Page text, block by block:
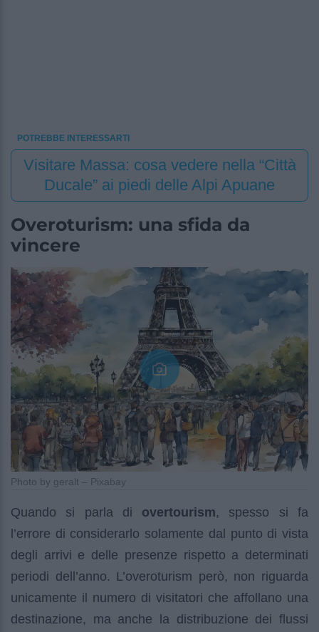
POTREBBE INTERESSARTI
Visitare Massa: cosa vedere nella “Città
Ducale” ai piedi delle Alpi Apuane
Overoturism: una sfida da
vincere
Photo by geralt – Pixabay
Quando si parla di overtourism, spesso si fa
l’errore di considerarlo solamente dal punto di vista
degli arrivi e delle presenze rispetto a determinati
periodi dell’anno. L’overoturism però, non riguarda
unicamente il numero di visitatori che affollano una
destinazione, ma anche la distribuzione dei flussi